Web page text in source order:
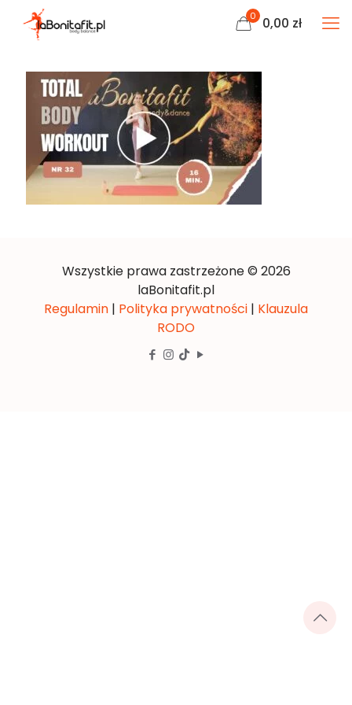
0 0,00 zł
Wszystkie prawa zastrzeżone © 2026
laBonitafit.pl
Regulamin | Polityka prywatności | Klauzula
RODO